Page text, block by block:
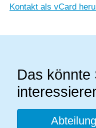
Kontakt als vCard
Das könnte